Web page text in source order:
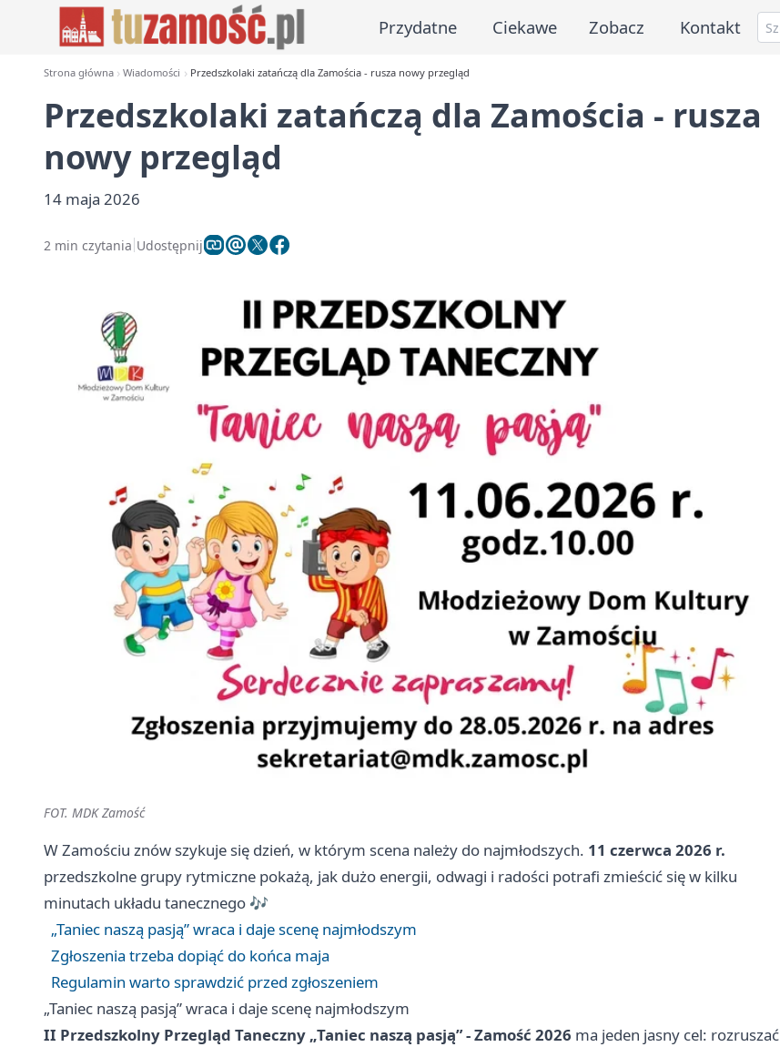
Przydatne Ciekawe Zobacz Kontakt
Strona główna Wiadomości Przedszkolaki zatańczą dla Zamościa - rusza nowy przegląd
Przedszkolaki zatańczą dla Zamościa - rusza
nowy przegląd
14 maja 2026
2 min czytania Udostępnij
FOT. MDK Zamość
W Zamościu znów szykuje się dzień, w którym scena należy do najmłodszych. 11 czerwca 2026 r.
przedszkolne grupy rytmiczne pokażą, jak dużo energii, odwagi i radości potrafi zmieścić się w kilku
minutach układu tanecznego 🎶
„Taniec naszą pasją” wraca i daje scenę najmłodszym
Zgłoszenia trzeba dopiąć do końca maja
Regulamin warto sprawdzić przed zgłoszeniem
„Taniec naszą pasją” wraca i daje scenę najmłodszym
II Przedszkolny Przegląd Taneczny „Taniec naszą pasją” - Zamość 2026 ma jeden jasny cel: rozruszać